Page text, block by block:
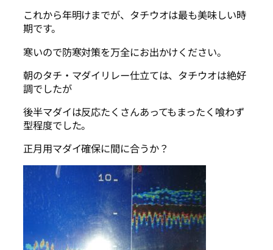
これから年明けまでが、タチウオは最も美味しい時
期です。
寒いので防寒対策を万全にお出かけください。
朝のタチ・マダイリレー仕立ては、タチウオは絶好
調でしたが
後半マダイは反応たくさんあってもまったく喰わず
型程度でした。
正月用マダイ確保に間に合うか？